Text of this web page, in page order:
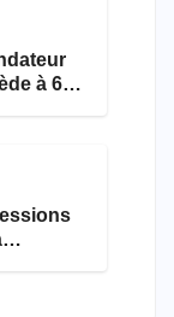
à 69